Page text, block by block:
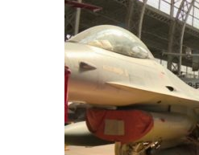
Saint-Géry : un
Senne et une
classés au